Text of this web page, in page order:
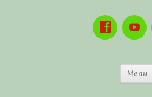
Menu